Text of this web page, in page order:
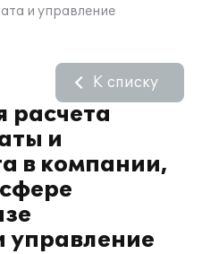
и управление
расчета
и
в компании,
управление
К списку